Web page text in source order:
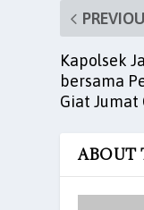
Kapolsek
bersama
Giat Jumat
ABOUT